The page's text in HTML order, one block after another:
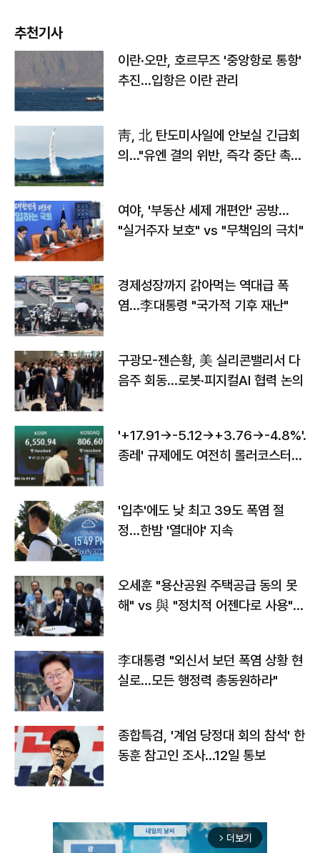
추천기사
이란·오만, 호르무즈 '중앙항로 통항'
추진…입항은 이란 관리
靑, 北 탄도미사일에 안보실 긴급회
의…"유엔 결의 위반, 즉각 중단 촉
여야, '부동산 세제 개편안' 공방…
"실거주자 보호" vs "무책임의 극치"
경제성장까지 갉아먹는 역대급 폭
염…李대통령 "국가적 기후 재난"
구광모-젠슨황, 美 실리콘밸리서 다
음주 회동…로봇·피지컬AI 협력 논의
'+17.91→-5.12→+3.76→-4.8%'…'
종레' 규제에도 여전히 롤러코스터
'입추'에도 낮 최고 39도 폭염 절
정…한밤 '열대야' 지속
오세훈 "용산공원 주택공급 동의 못
해" vs 與 "정치적 어젠다로 사용"
李대통령 "외신서 보던 폭염 상황 현
실로…모든 행정력 총동원하라"
종합특검, '계엄 당정대 회의 참석' 한
동훈 참고인 조사...12일 통보
arrow_forward_ios 더보기